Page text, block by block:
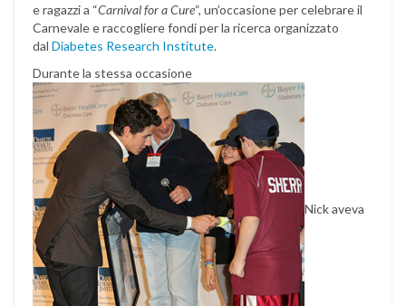
e ragazzi a “Carnival for a Cure“, un’occasione per celebrare il
Carnevale e raccogliere fondi per la ricerca organizzato
dal Diabetes Research Institute.
Durante la stessa occasione
Nick aveva